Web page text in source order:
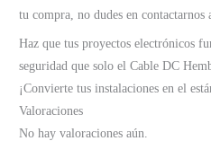
tu compra, no dudes en
Haz que tus proyectos electrónicos
seguridad que solo el Cable DC
¡Convierte tus instalaciones en el
Valoraciones
No hay valoraciones aún.